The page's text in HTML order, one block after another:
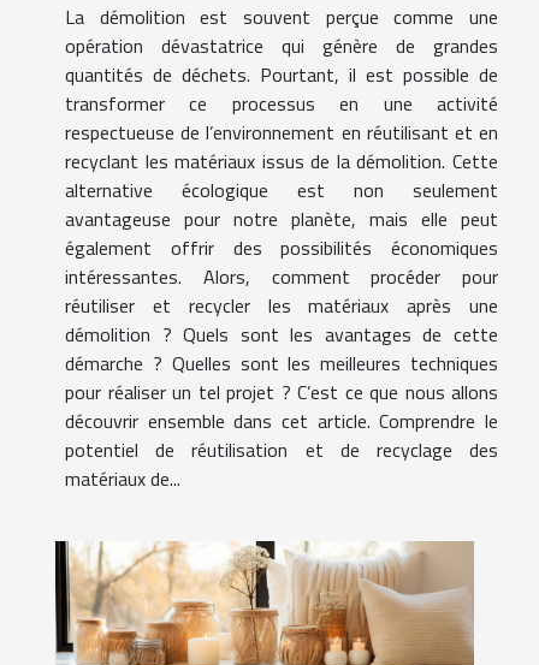
La démolition est souvent perçue comme une
opération dévastatrice qui génère de grandes
quantités de déchets. Pourtant, il est possible de
transformer ce processus en une activité
respectueuse de l’environnement en réutilisant et en
recyclant les matériaux issus de la démolition. Cette
alternative écologique est non seulement
avantageuse pour notre planète, mais elle peut
également offrir des possibilités économiques
intéressantes. Alors, comment procéder pour
réutiliser et recycler les matériaux après une
démolition ? Quels sont les avantages de cette
démarche ? Quelles sont les meilleures techniques
pour réaliser un tel projet ? C’est ce que nous allons
découvrir ensemble dans cet article. Comprendre le
potentiel de réutilisation et de recyclage des
matériaux de...